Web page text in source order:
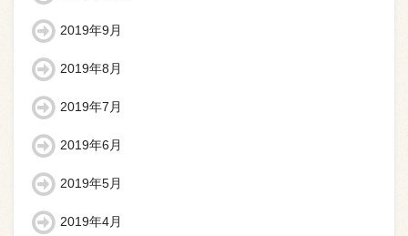
2019年9月
2019年8月
2019年7月
2019年6月
2019年5月
2019年4月